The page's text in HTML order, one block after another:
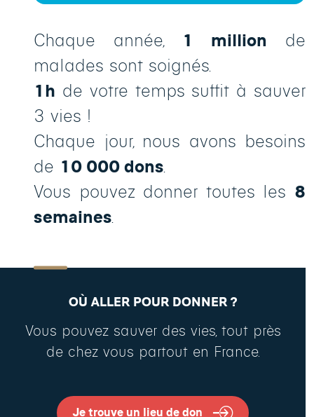
Chaque année, 1 million de
malades sont soignés.
1h de votre temps suffit à sauver
3 vies !
Chaque jour, nous avons besoins
de 10 000 dons
Vous pouvez donner toutes les 8
semaines
OÙ ALLER POUR DONNER ?
Vous pouvez sauver des vies, tout près
de chez vous partout en France.
Je trouve un lieu de don